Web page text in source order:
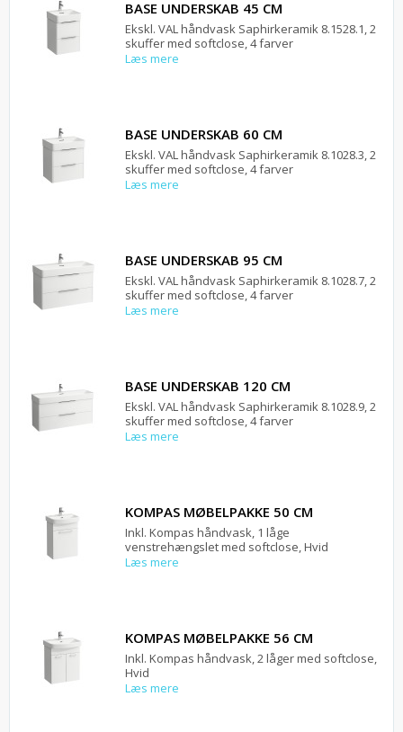
BASE UNDERSKAB 45 CM
Ekskl. VAL håndvask Saphirkeramik 8.1528.1, 2
skuffer med softclose, 4 farver
Læs mere
BASE UNDERSKAB 60 CM
Ekskl. VAL håndvask Saphirkeramik 8.1028.3, 2
skuffer med softclose, 4 farver
Læs mere
BASE UNDERSKAB 95 CM
Ekskl. VAL håndvask Saphirkeramik 8.1028.7, 2
skuffer med softclose, 4 farver
Læs mere
BASE UNDERSKAB 120 CM
Ekskl. VAL håndvask Saphirkeramik 8.1028.9, 2
skuffer med softclose, 4 farver
Læs mere
KOMPAS MØBELPAKKE 50 CM
Inkl. Kompas håndvask, 1 låge
venstrehængslet med softclose, Hvid
Læs mere
KOMPAS MØBELPAKKE 56 CM
Inkl. Kompas håndvask, 2 låger med softclose,
Hvid
Læs mere